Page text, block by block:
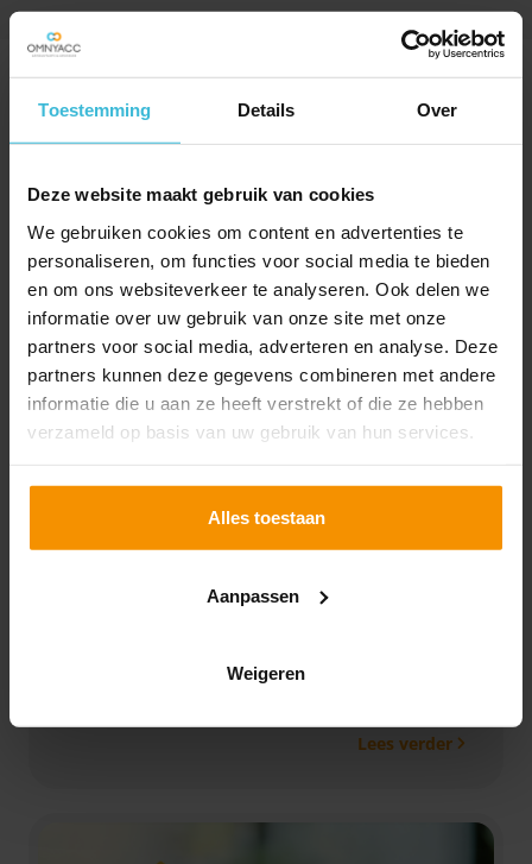
Toestemming Details Over
Deze website maakt gebruik van cookies
We gebruiken cookies om content en advertenties te
personaliseren, om functies voor social media te bieden
en om ons websiteverkeer te analyseren. Ook delen we
informatie over uw gebruik van onze site met onze
partners voor social media, adverteren en analyse. Deze
partners kunnen deze gegevens combineren met andere
informatie die u aan ze heeft verstrekt of die ze hebben
verzameld op basis van uw gebruik van hun services.
Alles toestaan
Aanpassen
Weigeren
UITGELICHT
aangiftes bij gebruikte
voertuigen
rekening mee dat de Belastingdienst hier extra
Lees verder